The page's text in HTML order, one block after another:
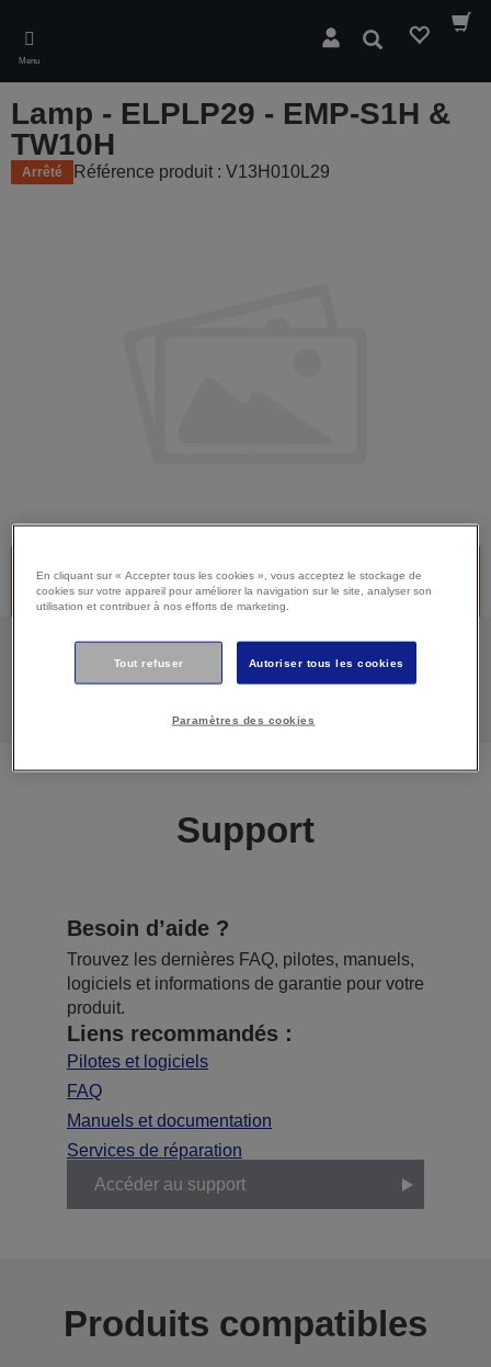
main
content
Menu
Rechercher
Lamp - ELPLP29 - EMP-S1H &
TW10H
Arrêté Référence produit : V13H010L29
Produit discontinué -Désolé, ce produit n’est plus disponible.
Cliquez ci-dessous pour continuer à bénéficier du support.
ALLER À LA PAGE DE SUPPORT DE CE
Support
Besoin d’aide ?
Trouvez les dernières FAQ, pilotes, manuels,
logiciels et informations de garantie pour votre
produit.
Liens recommandés :
Pilotes et logiciels
FAQ
Manuels et documentation
Services de réparation
Accéder au support
Produits compatibles
En cliquant sur « Accepter tous les cookies », vous acceptez le stockage de
cookies sur votre appareil pour améliorer la navigation sur le site, analyser son
utilisation et contribuer à nos efforts de marketing.
Tout refuser Autoriser tous les cookies
Paramètres des cookies